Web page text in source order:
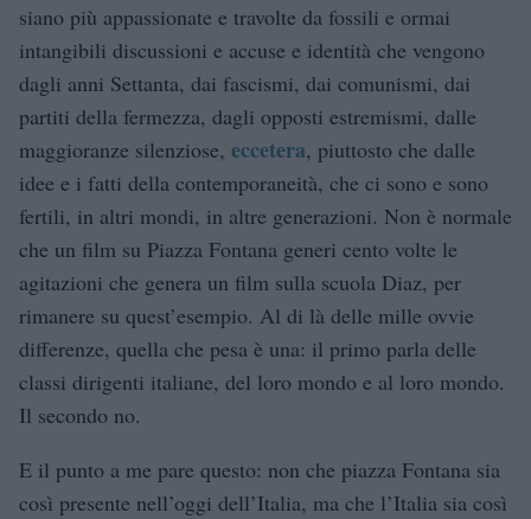
siano più appassionate e travolte da fossili e ormai
intangibili discussioni e accuse e identità che vengono
dagli anni Settanta, dai fascismi, dai comunismi, dai
partiti della fermezza, dagli opposti estremismi, dalle
maggioranze silenziose, eccetera, piuttosto che dalle
idee e i fatti della contemporaneità, che ci sono e sono
fertili, in altri mondi, in altre generazioni. Non è normale
che un film su Piazza Fontana generi cento volte le
agitazioni che genera un film sulla scuola Diaz, per
rimanere su quest’esempio. Al di là delle mille ovvie
differenze, quella che pesa è una: il primo parla delle
classi dirigenti italiane, del loro mondo e al loro mondo.
Il secondo no.
E il punto a me pare questo: non che piazza Fontana sia
così presente nell’oggi dell’Italia, ma che l’Italia sia così